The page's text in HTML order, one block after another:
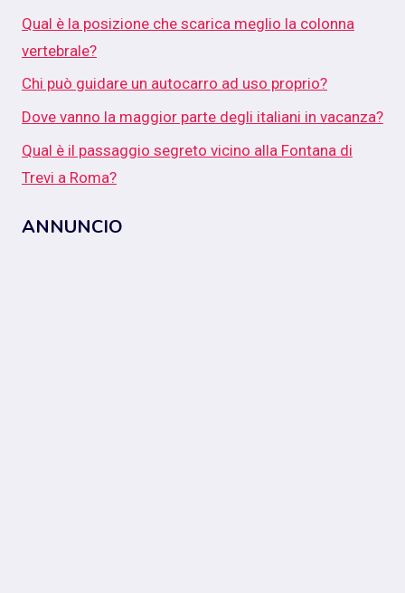
Qual è la posizione che scarica meglio la colonna
vertebrale?
Chi può guidare un autocarro ad uso proprio?
Dove vanno la maggior parte degli italiani in vacanza?
Qual è il passaggio segreto vicino alla Fontana di
Trevi a Roma?
ANNUNCIO